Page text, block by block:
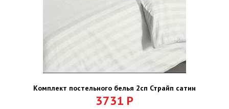
Комплект постельного белья 2сп Страйп сатин
3731 Р